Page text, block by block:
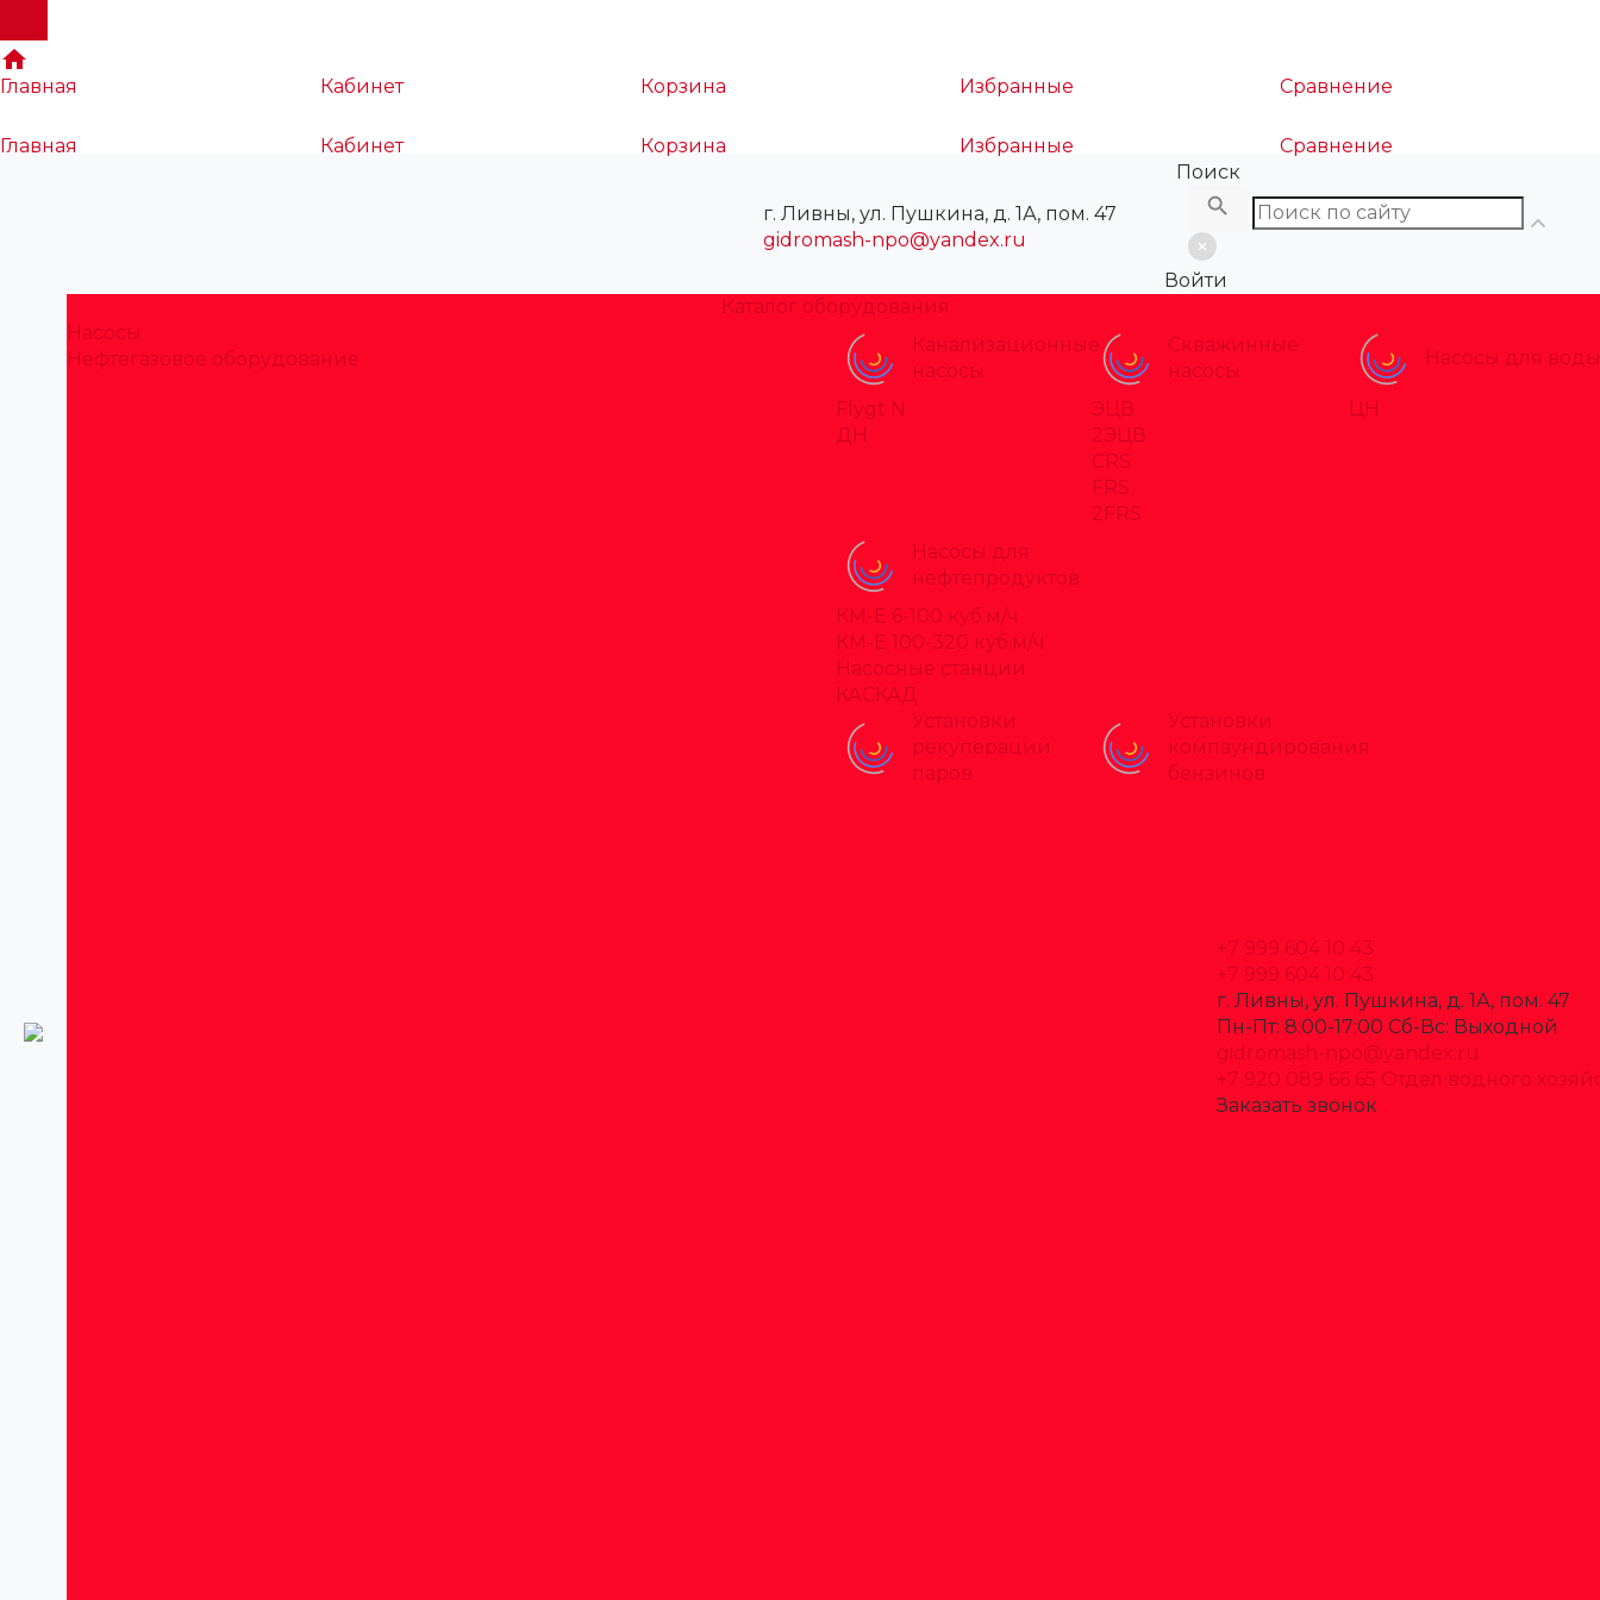
Главная Кабинет Корзина Избранные Сравнение
Главная Кабинет Корзина Избранные Сравнение
г. Ливны, ул. Пушкина, д. 1А, пом. 47
gidromash-npo@yandex.ru
Поиск
Войти
Каталог оборудования
Насосы
Нефтегазовое оборудование
Канализационные
насосы
Flygt N
ДН
Скважинные
насосы
ЭЦВ
2ЭЦВ
CRS
FRS
2FRS
Насосы для воды
ЦН
Насосы для
нефтепродуктов
КМ-Е 6-100 куб.м/ч
КМ-Е 100-320 куб.м/ч
Насосные станции
КАСКАД
Установки
рекуперации
паров
Установки
компаундирования
бензинов
+7 999 604 10 43
+7 999 604 10 43
г. Ливны, ул. Пушкина, д. 1А, пом. 47
Пн-Пт: 8:00-17:00 Cб-Вс: Выходной
gidromash-npo@yandex.ru
+7 920 089 66 65 Отдел водного
Заказать звонок